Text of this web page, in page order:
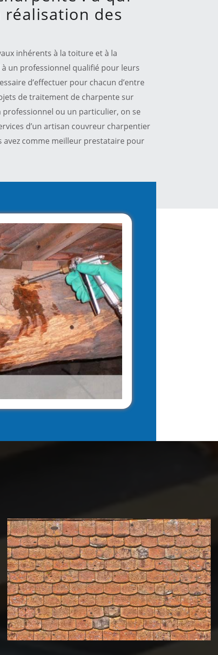
des
inhérents à la toiture et à la
un professionnel qualifié pour leurs
d’effectuer pour chacun d’entre
de traitement de charpente sur
ou un particulier, on se
d’un artisan couvreur charpentier
avez comme meilleur prestataire pour
Nettoyage et démoussage de
toiture 39 Jura